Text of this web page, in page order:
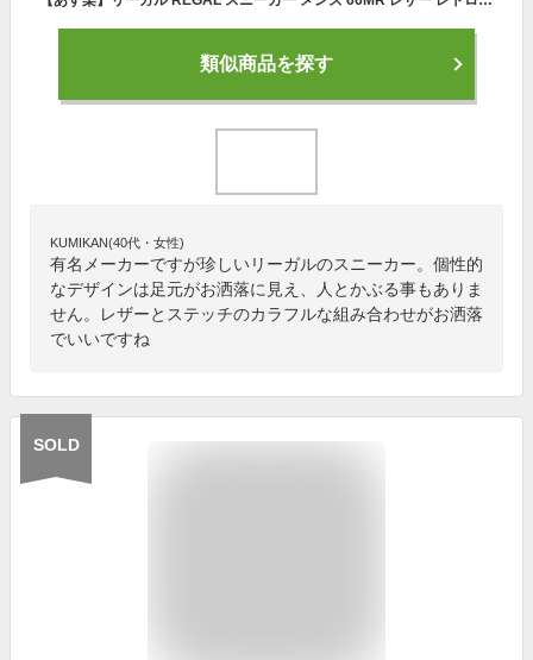
類似商品を探す
KUMIKAN(40代・女性)
有名メーカーですが珍しいリーガルのスニーカー。個性的
なデザインは足元がお洒落に見え、人とかぶる事もありま
せん。レザーとステッチのカラフルな組み合わせがお洒落
でいいですね
SOLD